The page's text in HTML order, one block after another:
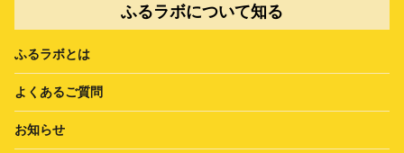
ふるラボについて知る
ふるラボとは
よくあるご質問
お知らせ